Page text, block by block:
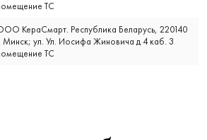
ТС
КераСмарт. Республика Беларусь, 220140
Минск; ул. Ул. Иосифа Жиновича д 4 каб. 3
ТС